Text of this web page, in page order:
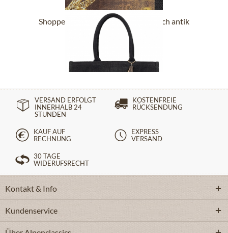
Shoppertasche 40407 schwarz Hirsch antik
VERSAND ERFOLGT
INNERHALB 24
STUNDEN
KOSTENFREIE
RÜCKSENDUNG
KAUF AUF
RECHNUNG
EXPRESS
VERSAND
30 TAGE
WIDERUFSRECHT
Kontakt & Info
Kundenservice